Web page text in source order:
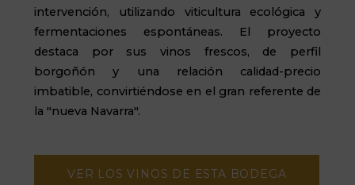
intervención, utilizando viticultura ecológica y
fermentaciones espontáneas. El proyecto
destaca por sus vinos frescos, de perfil
borgoñón y una relación calidad-precio
imbatible, convirtiéndose en el gran referente de
la "nueva Navarra".
VER LOS VINOS DE ESTA BODEGA